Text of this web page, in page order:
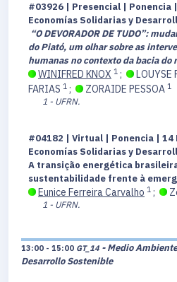
#03926 | Presencial | Ponencia
Economías Solidarias y
“O DEVORADOR DE TUDO”:
do Piató, um olhar sobre as
humanas no contexto da bacia
WINIFRED KNOX 1 ; LOUYSE
FARIAS 1 ; ZORAIDE PESSOA 1
1 - UFRN.
#04182 | Virtual | Ponencia | 14
Economías Solidarias y
A transição energética
sustentabilidade frente à
Eunice Ferreira Carvalho 1 ;
1 - UFRN.
13:00 - 15:00 GT_14 - Medio
Desarrollo Sostenible